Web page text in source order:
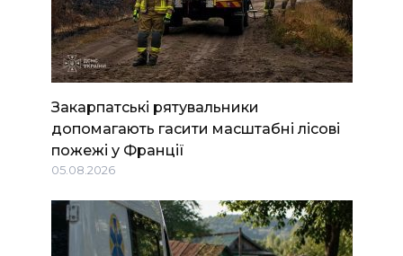
Закарпатські рятувальники
допомагають гасити масштабні лісові
пожежі у Франції
05.08.2026